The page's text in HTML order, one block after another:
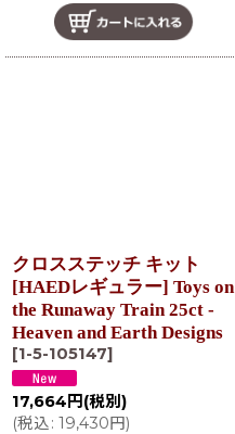
クロスステッチ キット
[HAEDレギュラー] Toys on
the Runaway Train 25ct -
Heaven and Earth Designs
[1-5-105147]
17,664 円 (税別)
(税込: 19,430円)